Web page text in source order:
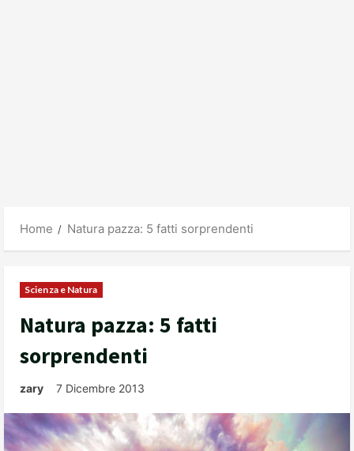
Home Natura pazza: 5 fatti sorprendenti
Scienza e Natura
Natura pazza: 5 fatti
sorprendenti
zary 7 Dicembre 2013